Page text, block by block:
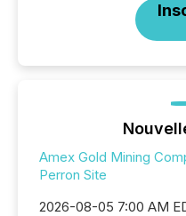
Amex Gold Mining
Perron Site
2026-08-05 7:00 AM